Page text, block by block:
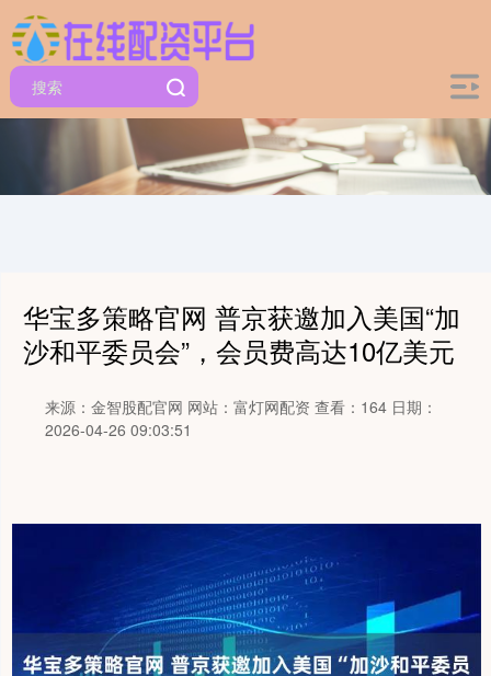
华宝多策略官网 普京获邀加入美国“加
沙和平委员会”，会员费高达10亿美元
来源：金智股配官网 网站：富灯网配资 查看：164 日期：
2026-04-26 09:03:51